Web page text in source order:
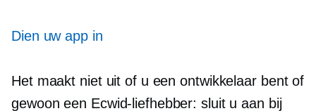
Dien uw app in
Het maakt niet uit of u een ontwikkelaar bent of
gewoon een Ecwid-liefhebber: sluit u aan bij